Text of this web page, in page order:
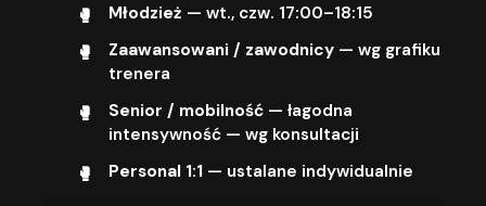
Młodzież — wt., czw. 17:00–18:15
Zaawansowani / zawodnicy— wg grafiku
trenera
Senior / mobilność— łagodna
intensywność — wg konsultacji
Personal 1:1 — ustalane indywidualnie